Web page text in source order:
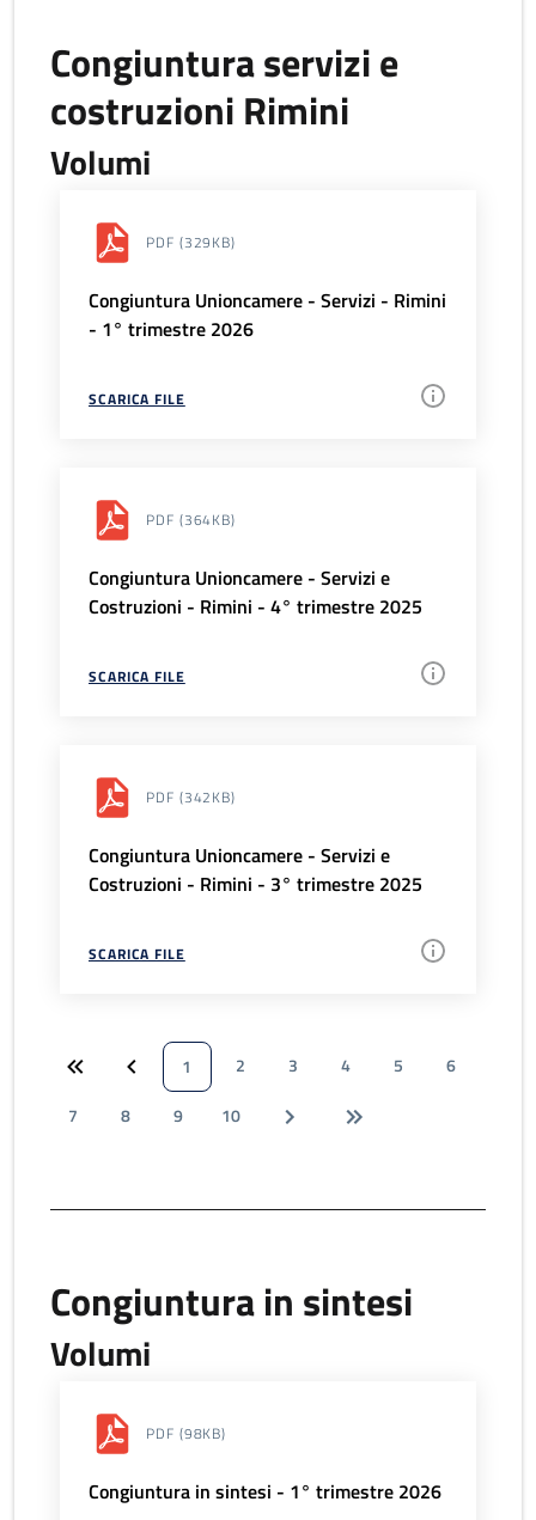
Congiuntura servizi e
costruzioni Rimini
Volumi
PDF (329KB)
Congiuntura Unioncamere - Servizi - Rimini
- 1° trimestre 2026
SCARICA FILE
PDF (364KB)
Congiuntura Unioncamere - Servizi e
Costruzioni - Rimini - 4° trimestre 2025
SCARICA FILE
PDF (342KB)
Congiuntura Unioncamere - Servizi e
Costruzioni - Rimini - 3° trimestre 2025
SCARICA FILE
1 2 3 4 5
6
7
8 9 10
Congiuntura in sintesi
Volumi
PDF (98KB)
Congiuntura in sintesi - 1° trimestre 2026